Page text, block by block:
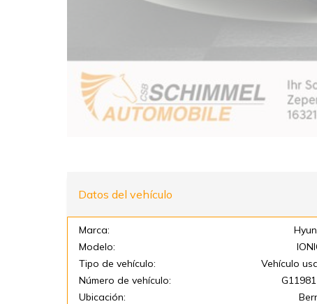
Datos del vehículo
Marca:
Modelo:
Tipo de vehículo:
Vehículo
Número de vehículo:
Ubicación: